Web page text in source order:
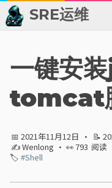
SRE运维
👬 友情链接
📈 热点新闻
💬 留言板
一键安
tomcat
📅 2021年11月12日 · 📝
✍ Wenlong · 👀 793 阅读
🏷️ #Shell